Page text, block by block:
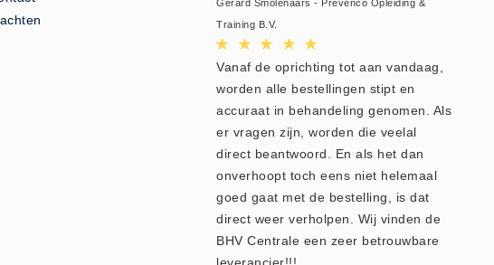
Gerard Smolenaars - Prevenco Opleiding &
Training B.V.
Vanaf de oprichting tot aan vandaag,
worden alle bestellingen stipt en
accuraat in behandeling genomen. Als
er vragen zijn, worden die veelal
direct beantwoord. En als het dan
onverhoopt toch eens niet helemaal
goed gaat met de bestelling, is dat
direct weer verholpen. Wij vinden de
BHV Centrale een zeer betrouwbare